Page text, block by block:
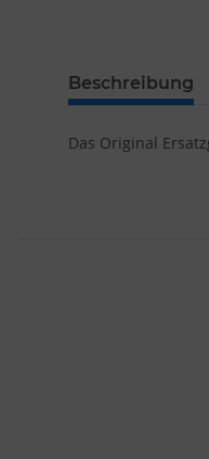
Beschreibung
Das Original